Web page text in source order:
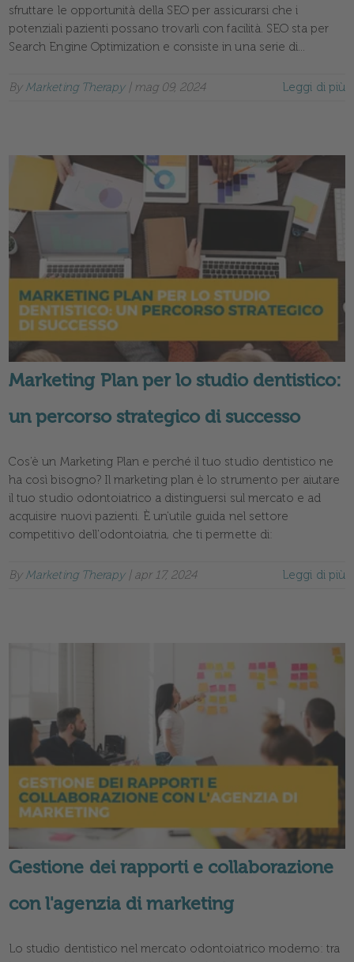
sfruttare le opportunità della SEO per assicurarsi che i
potenziali pazienti possano trovarli con facilità. SEO sta per
Search Engine Optimization e consiste in una serie di...
ByMarketing Therapy| mag 09, 2024 Leggi di più
Marketing Plan per lo studio dentistico:
un percorso strategico di successo
Cos’è un Marketing Plan e perché il tuo studio dentistico ne
ha così bisogno? Il marketing plan è lo strumento per aiutare
il tuo studio odontoiatrico a distinguersi sul mercato e ad
acquisire nuovi pazienti. È un'utile guida nel settore
competitivo dell'odontoiatria, che ti permette di:
ByMarketing Therapy| apr 17, 2024 Leggi di più
Gestione dei rapporti e collaborazione
con l'agenzia di marketing
Lo studio dentistico nel mercato odontoiatrico moderno: tra